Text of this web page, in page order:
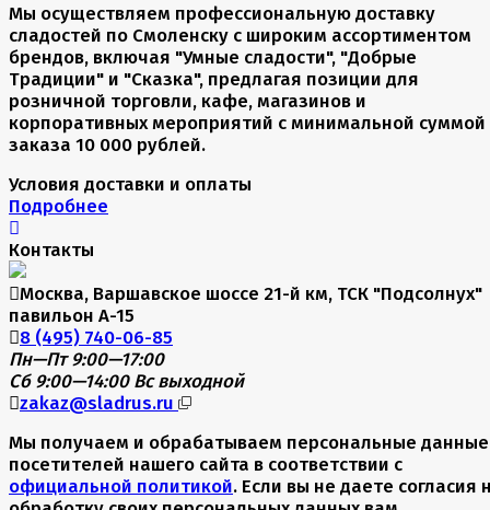
Мы осуществляем профессиональную доставку
сладостей по Смоленску с широким ассортиментом
брендов, включая "Умные сладости", "Добрые
Традиции" и "Сказка", предлагая позиции для
розничной торговли, кафе, магазинов и
корпоративных мероприятий с минимальной суммой
заказа 10 000 рублей.
Условия доставки и оплаты
Подробнее
Контакты
Москва, Варшавское шоссе 21-й км, ТСК "Подсолнух"
павильон А-15
8 (495) 740-06-85
Пн—Пт 9:00—17:00
Сб 9:00—14:00 Вс выходной
zakaz@sladrus.ru
Мы получаем и обрабатываем персональные данные
посетителей нашего сайта в соответствии с
официальной политикой. Если вы не даете согласия